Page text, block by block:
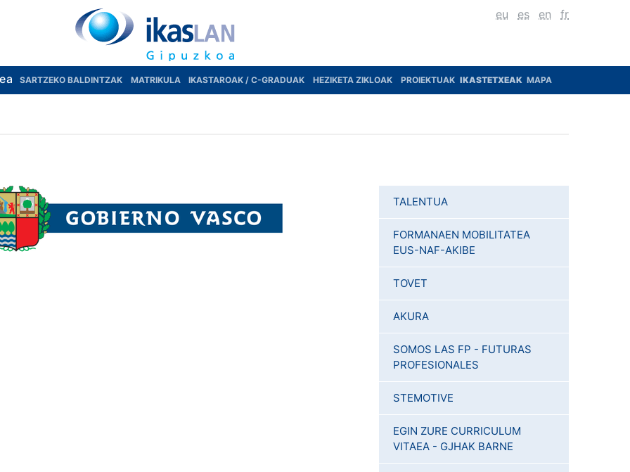
eu es en fr
SARTZEKO BALDINTZAK MATRIKULA IKASTAROAK / C-GRADUAK HEZIKETA ZIKLOAK PROIEKTUAK IKASTETXEAK MAPA
TALENTUA
FORMANAEN MOBILITATEA
EUS-NAF-AKIBE
TOVET
AKURA
SOMOS LAS FP - FUTURAS
PROFESIONALES
STEMOTIVE
EGIN ZURE CURRICULUM
VITAEA - GJHAK BARNE